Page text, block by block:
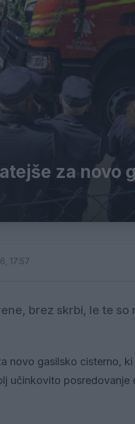
za novo
17:57
brez skrbi, le te
novo gasilsko cisterno,
učinkovito posredovanje